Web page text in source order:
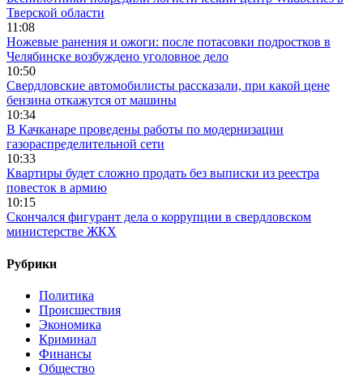
Тверской области
11:08
Ножевые ранения и ожоги: после потасовки подростков в
Челябинске возбуждено уголовное дело
10:50
Свердловские автомобилисты рассказали, при какой цене
бензина откажутся от машины
10:34
В Качканаре проведены работы по модернизации
газораспределительной сети
10:33
Квартиры будет сложно продать без выписки из реестра
повесток в армию
10:15
Скончался фигурант дела о коррупции в свердловском
министерстве ЖКХ
Рубрики
Политика
Происшествия
Экономика
Криминал
Финансы
Общество